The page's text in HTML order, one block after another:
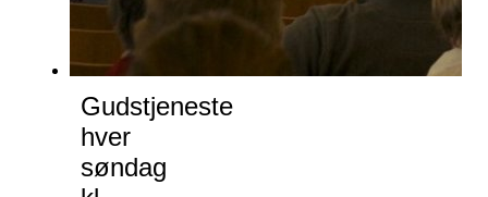
Gudstjeneste
hver
søndag